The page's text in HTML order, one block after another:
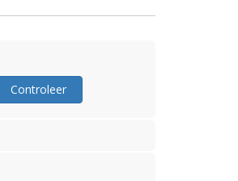
Controleer